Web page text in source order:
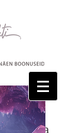
ja alla